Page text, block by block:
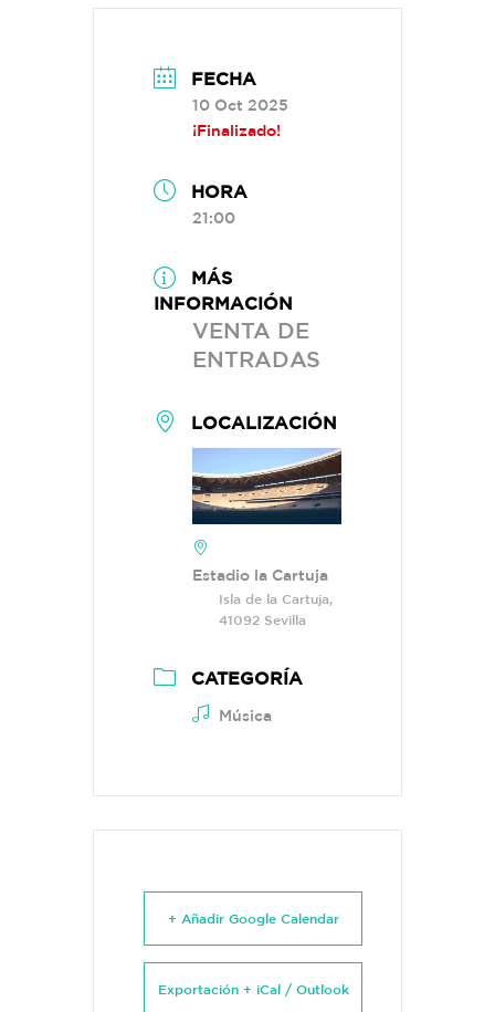
FECHA
10 Oct 2025
¡Finalizado!
HORA
21:00
MÁS
INFORMACIÓN
VENTA DE
ENTRADAS
LOCALIZACIÓN
Estadio la Cartuja
Isla de la Cartuja,
41092 Sevilla
CATEGORÍA
Música
+ Añadir Google Calendar
Exportación + iCal / Outlook